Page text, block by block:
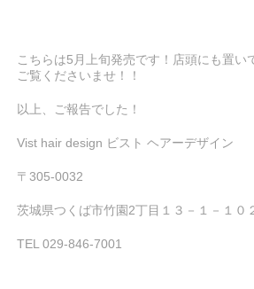
こちらは5月上旬発売です！店頭にも置い
ご覧くださいませ！！
以上、ご報告でした！
Vist hair design ビスト ヘアーデザイン
〒305-0032
茨城県つくば市竹園2丁目１３－１－１０
TEL 029-846-7001